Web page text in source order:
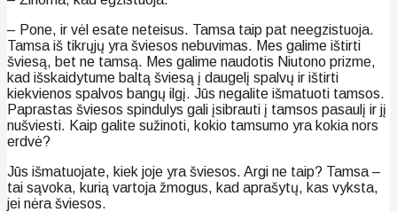
– Pone, ir vėl esate neteisus. Tamsa taip pat neegzistuoja.
Tamsa iš tikrųjų yra šviesos nebuvimas. Mes galime ištirti
šviesą, bet ne tamsą. Mes galime naudotis Niutono prizme,
kad išskaidytume baltą šviesą į daugelį spalvų ir ištirti
kiekvienos spalvos bangų ilgį. Jūs negalite išmatuoti tamsos.
Paprastas šviesos spindulys gali įsibrauti į tamsos pasaulį ir jį
nušviesti. Kaip galite sužinoti, kokio tamsumo yra kokia nors
erdvė?
Jūs išmatuojate, kiek joje yra šviesos. Argi ne taip? Tamsa –
tai sąvoka, kurią vartoja žmogus, kad aprašytų, kas vyksta,
jei nėra šviesos.